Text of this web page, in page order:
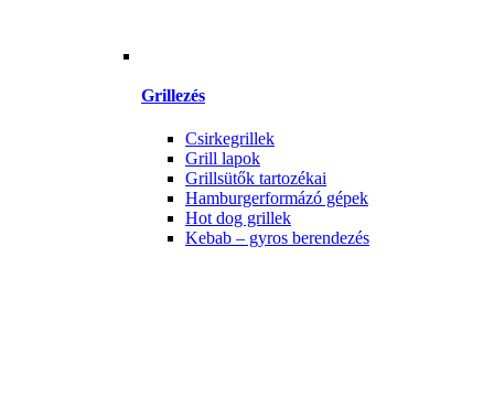
Grillezés
Csirkegrillek
Grill lapok
Grillsütők tartozékai
Hamburgerformázó gépek
Hot dog grillek
Kebab – gyros berendezés